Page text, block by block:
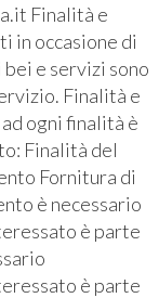
Finalità e
in occasione di
e servizi sono
Finalità e
ogni finalità è
Finalità del
Fornitura di
è necessario
è parte
è parte